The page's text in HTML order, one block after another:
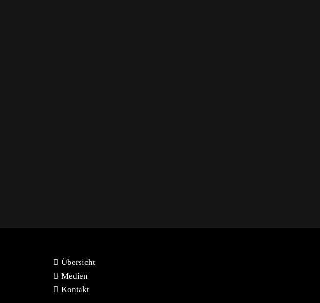
Übersicht
Medien
Kontakt